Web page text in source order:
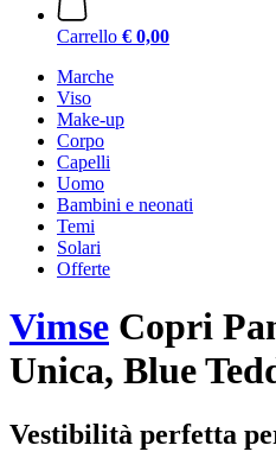
Carrello € 0,00
Marche
Viso
Make-up
Corpo
Capelli
Uomo
Bambini e neonati
Temi
Solari
Offerte
Vimse Copri
Unica, Blue
Vestibilità perfetta